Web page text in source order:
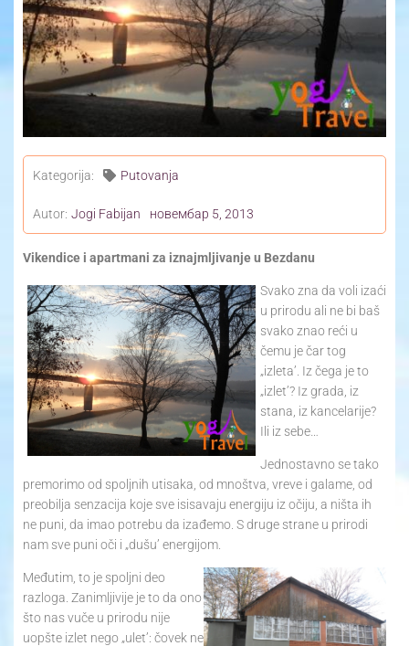
Yoga Travel
Blog
Joga
Kontakt
Kategorija: Putovanja
Autor: Jogi Fabijan новембар 5, 2013
Vikendice i apartmani za iznajmljivanje u Bezdanu
Svako zna da voli izaći
u prirodu ali ne bi baš
svako znao reći u
čemu je čar tog
„izleta’. Iz čega je to
„izlet’? Iz grada, iz
stana, iz kancelarije?
Ili iz sebe…
Jednostavno se tako
premorimo od spoljnih utisaka, od mnoštva, vreve i galame, od
preobilja senzacija koje sve isisavaju energiju iz očiju, a ništa ih
ne puni, da imao potrebu da izađemo. S druge strane u prirodi
nam sve puni oči i „dušu’ energijom.
Međutim, to je spoljni deo
razloga. Zanimljivije je to da ono
što nas vuče u prirodu nije
uopšte izlet nego „ulet’: čovek ne